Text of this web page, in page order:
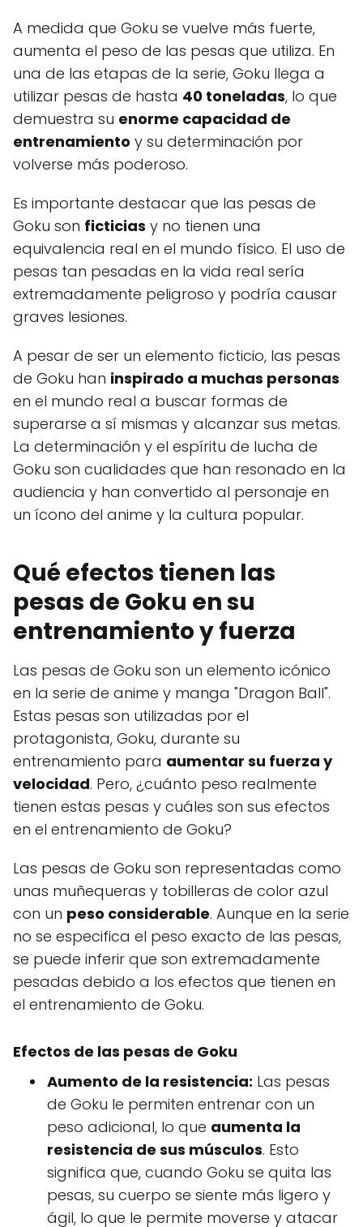
A medida que Goku se vuelve más fuerte,
aumenta el peso de las pesas que utiliza. En
una de las etapas de la serie, Goku llega a
utilizar pesas de hasta 40 toneladas, lo que
demuestra su enorme capacidad de
entrenamiento y su determinación por
volverse más poderoso.
Es importante destacar que las pesas de
Goku son ficticias y no tienen una
equivalencia real en el mundo físico. El uso de
pesas tan pesadas en la vida real sería
extremadamente peligroso y podría causar
graves lesiones.
A pesar de ser un elemento ficticio, las pesas
de Goku han inspirado a muchas personas
en el mundo real a buscar formas de
superarse a sí mismas y alcanzar sus metas.
La determinación y el espíritu de lucha de
Goku son cualidades que han resonado en la
audiencia y han convertido al personaje en
un ícono del anime y la cultura popular.
Qué efectos tienen las
pesas de Goku en su
entrenamiento y fuerza
Las pesas de Goku son un elemento icónico
en la serie de anime y manga "Dragon Ball".
Estas pesas son utilizadas por el
protagonista, Goku, durante su
entrenamiento para aumentar su fuerza y
velocidad. Pero, ¿cuánto peso realmente
tienen estas pesas y cuáles son sus efectos
en el entrenamiento de Goku?
Las pesas de Goku son representadas como
unas muñequeras y tobilleras de color azul
con un peso considerable. Aunque en la serie
no se especifica el peso exacto de las pesas,
se puede inferir que son extremadamente
pesadas debido a los efectos que tienen en
el entrenamiento de Goku.
Efectos de las pesas de Goku
Aumento de la resistencia: Las pesas
de Goku le permiten entrenar con un
peso adicional, lo que aumenta la
resistencia de sus músculos. Esto
significa que, cuando Goku se quita las
pesas, su cuerpo se siente más ligero y
ágil, lo que le permite moverse y atacar